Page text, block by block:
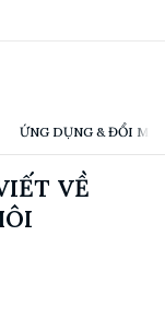
ỨNG DỤNG & ĐỔI
VỀ